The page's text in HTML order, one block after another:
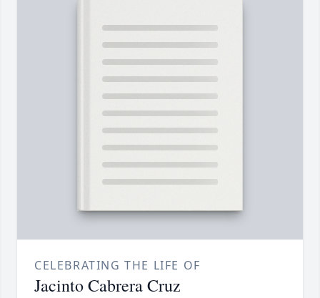
CELEBRATING THE LIFE OF
Jacinto Cabrera Cruz